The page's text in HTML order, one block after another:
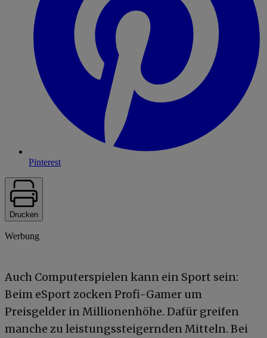
Pinterest
Drucken
Werbung
Auch Computerspielen kann ein Sport sein:
Beim eSport zocken Profi-Gamer um
Preisgelder in Millionenhöhe. Dafür greifen
manche zu leistungssteigernden Mitteln. Bei